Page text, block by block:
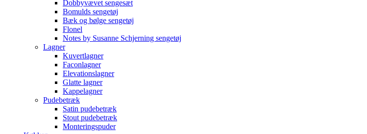
Dobbyvævet sengesæt
Bomulds sengetøj
Bæk og bølge sengetøj
Flonel
Notes by Susanne Schjerning sengetøj
Lagner
Kuvertlagner
Faconlagner
Elevationslagner
Glatte lagner
Kappelagner
Pudebetræk
Satin pudebetræk
Stout pudebetræk
Monteringspuder